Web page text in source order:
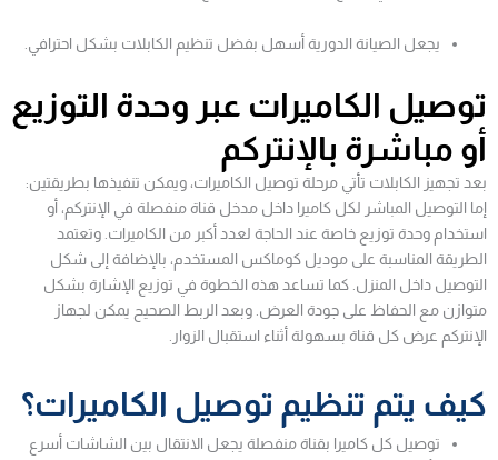
يجعل الصيانة الدورية أسهل بفضل تنظيم الكابلات بشكل احترافي.
توصيل الكاميرات عبر وحدة التوزيع
أو مباشرة بالإنتركم
بعد تجهيز الكابلات تأتي مرحلة توصيل الكاميرات، ويمكن تنفيذها بطريقتين:
إما التوصيل المباشر لكل كاميرا داخل مدخل قناة منفصلة في الإنتركم، أو
استخدام وحدة توزيع خاصة عند الحاجة لعدد أكبر من الكاميرات. وتعتمد
الطريقة المناسبة على موديل كوماكس المستخدم، بالإضافة إلى شكل
التوصيل داخل المنزل. كما تساعد هذه الخطوة في توزيع الإشارة بشكل
متوازن مع الحفاظ على جودة العرض. وبعد الربط الصحيح يمكن لجهاز
الإنتركم عرض كل قناة بسهولة أثناء استقبال الزوار.
كيف يتم تنظيم توصيل الكاميرات؟
توصيل كل كاميرا بقناة منفصلة يجعل الانتقال بين الشاشات أسرع